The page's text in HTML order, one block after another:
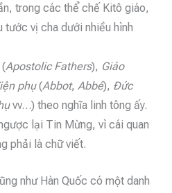
trong các thể chế Kitô giáo,
tước vị cha dưới nhiều hình
(Apostolic Fathers), Giáo
phụ(Abbot, Abbé), Đức
vv…) theo nghĩa linh tông ấy.
lại Tin Mừng, vì cái quan
phải là chữ viết.
như Hàn Quốc có một danh